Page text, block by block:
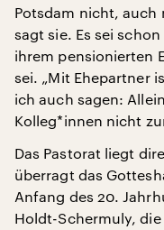
Potsdam nicht, auch
sagt sie. Es sei
ihrem pensionierten
sei. „Mit Ehepartner
ich auch sagen:
Kolleg*innen nicht
Das Pastorat liegt
überragt das
Anfang des 20.
Holdt-Schermuly,